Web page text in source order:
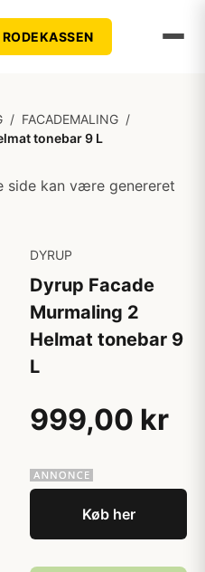
RODEKASSEN
/ FACADEMALING /
tonebar 9 L
side kan være genereret
DYRUP
Dyrup Facade
Murmaling 2
Helmat tonebar 9
L
999,00 kr
Køb her